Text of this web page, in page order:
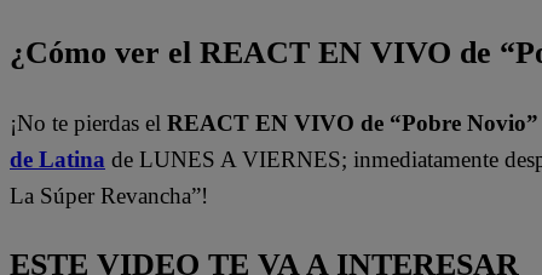
¿Cómo ver el REACT EN VIVO de
¡No te pierdas el REACT EN VIVO de “Pobre
de Latina de LUNES A VIERNES; inmediatamente
La Súper Revancha”!
ESTE VIDEO TE VA A INTERESAR